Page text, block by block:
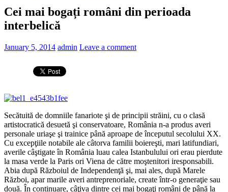
Cei mai bogați români din perioada
interbelică
January 5, 2014 admin Leave a comment
Secătuită de domniile fanariote şi de principii străini, cu o clasă
artistocratică desuetă şi conservatoare, România n-a produs averi
personale uriaşe şi trainice până aproape de începutul secolului XX.
Cu excepţiile notabile ale câtorva familii boiereşti, mari latifundiari,
averile câştigate în România luau calea Istanbulului ori erau pierdute
la masa verde la Paris ori Viena de către moştenitori iresponsabili.
Abia după Războiul de Independenţă şi, mai ales, după Marele
Război, apar marile averi antreprenoriale, create într-o generaţie sau
două. În continuare, câţiva dintre cei mai bogaţi români de până la